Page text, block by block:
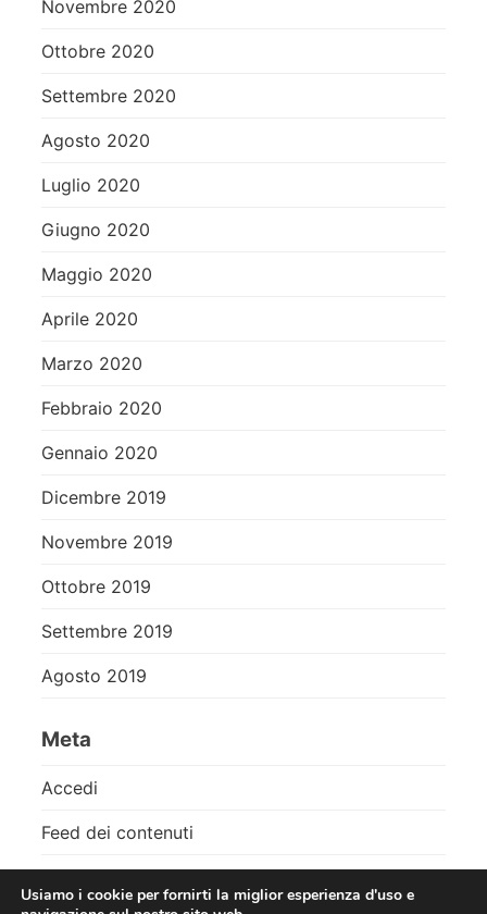
Novembre 2020
Ottobre 2020
Settembre 2020
Agosto 2020
Luglio 2020
Giugno 2020
Maggio 2020
Aprile 2020
Marzo 2020
Febbraio 2020
Gennaio 2020
Dicembre 2019
Novembre 2019
Ottobre 2019
Settembre 2019
Agosto 2019
Meta
Accedi
Feed dei contenuti
Usiamo i cookie per fornirti la miglior esperienza d'uso e